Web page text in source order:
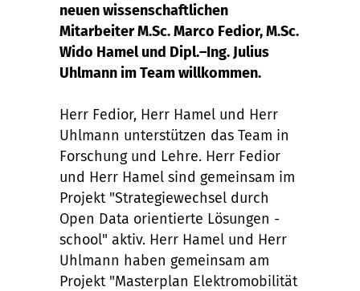
neuen wissenschaftlichen
Mitarbeiter M.Sc. Marco Fedior, M.Sc.
Wido Hamel und Dipl.–Ing. Julius
Uhlmann im Team willkommen.
Herr Fedior, Herr Hamel und Herr
Uhlmann unterstützen das Team in
Forschung und Lehre. Herr Fedior
und Herr Hamel sind gemeinsam im
Projekt "Strategiewechsel durch
Open Data orientierte Lösungen -
school" aktiv. Herr Hamel und Herr
Uhlmann haben gemeinsam am
Projekt "Masterplan Elektromobilität